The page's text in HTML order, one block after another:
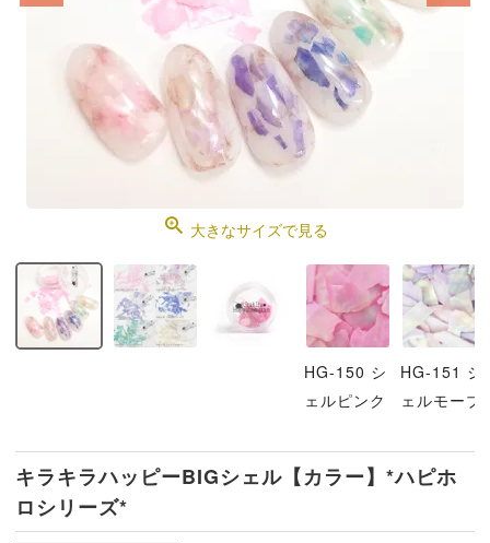
大きなサイズで見る
HG-150 シ
ェルピンク
HG-151 シ
ェルモーブ
キラキラハッピーBIGシェル【カラー】*ハピホ
ロシリーズ*